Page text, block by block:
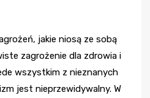
jakie niosą ze sobą
zagrożenie dla zdrowia i
wszystkim z nieznanych
jest nieprzewidywalny. W